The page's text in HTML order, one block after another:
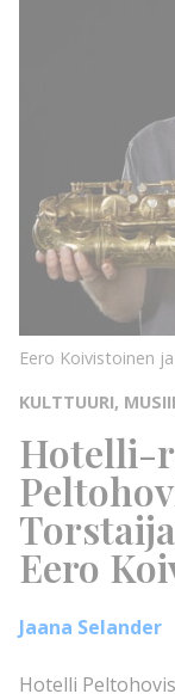
Eero Koivistoinen
KULTTUURI,
Hotelli-
Eero
Jaana Selander
Hotelli